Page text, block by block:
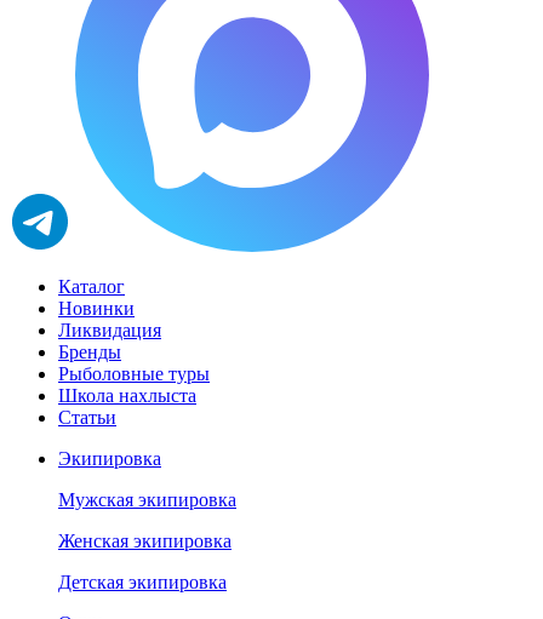
Каталог
Новинки
Ликвидация
Бренды
Рыболовные туры
Школа нахлыста
Статьи
Экипировка
Мужская экипировка
Женская экипировка
Детская экипировка